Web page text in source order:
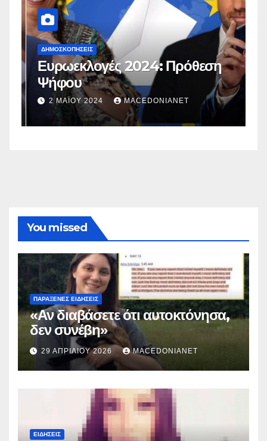
ΔΗΜΟΣΚΟΠΉΣΕΙΣ
Ευρωεκλογές 2024: Πρόθεση
Ψήφου
2 ΜΑΪ́ΟΥ 2024 MACEDONIANET
You missed
ΠΑΡΆΞΕΝΕΣ ΕΙΔΉΣΕΙΣ
«Αν διαβάσετε ότι αυτοκτόνησα,
δεν συνέβη»
29 ΑΠΡΙΛΊΟΥ 2026 MACEDONIANET
ΕΙΔΉΣΕΙΣ